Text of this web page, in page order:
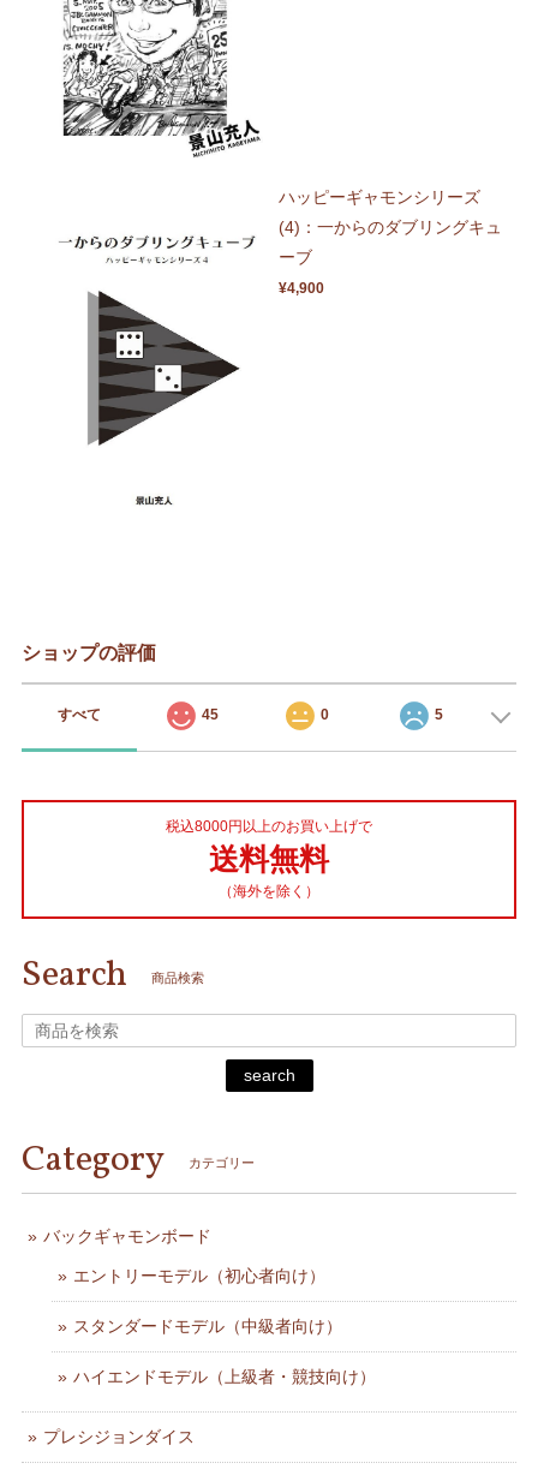
ハッピーギャモンシリーズ
(4)：一からのダブリングキュ
ーブ
¥4,900
ショップの評価
すべて 45 0 5
税込8000円以上のお買い上げで
送料無料
（海外を除く）
Search 商品検索
search
Category カテゴリー
バックギャモンボード
エントリーモデル（初心者向け）
スタンダードモデル（中級者向け）
ハイエンドモデル（上級者・競技向け）
プレシジョンダイス